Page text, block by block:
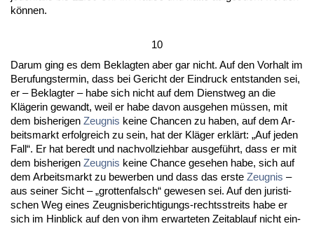
können.
10
Dar­um ging es dem Be­klag­ten aber gar nicht. Auf den Vor­halt im
Be­ru­fungs­ter­min, dass bei Ge­richt der Ein­druck ent­stan­den sei,
er – Be­klag­ter – ha­be sich nicht auf dem Dienst­weg an die
Kläge­rin ge­wandt, weil er ha­be da­von aus­ge­hen müssen, mit
dem bis­he­ri­gen Zeug­nis kei­ne Chan­cen zu ha­ben, auf dem Ar­
beits­markt er­folg­reich zu sein, hat der Kläger erklärt: „Auf je­den
Fall“. Er hat be­redt und nach­voll­zieh­bar aus­geführt, dass er mit
dem bis­he­ri­gen Zeug­nis kei­ne Chan­ce ge­se­hen ha­be, sich auf
dem Ar­beits­markt zu be­wer­ben und dass das ers­te Zeug­nis –
aus sei­ner Sicht – „grot­ten­falsch“ ge­we­sen sei. Auf den ju­ris­ti­
schen Weg ei­nes Zeug­nis­be­rich­ti­gungs-rechts­streits ha­be er
sich im Hin­blick auf den von ihm er­war­te­ten Zeit­ab­lauf nicht ein­